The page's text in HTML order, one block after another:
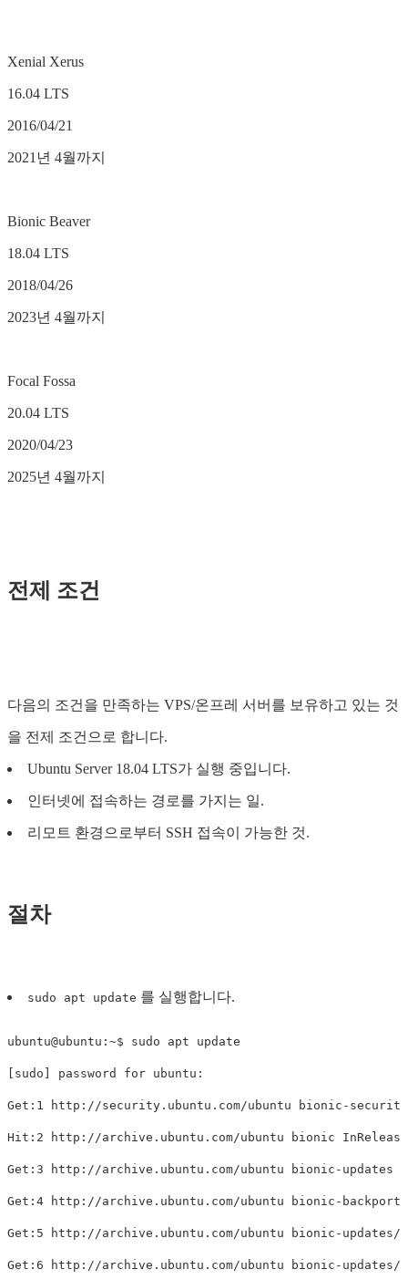
Xenial Xerus
16.04 LTS
2016/04/21
2021년 4월까지
Bionic Beaver
18.04 LTS
2018/04/26
2023년 4월까지
Focal Fossa
20.04 LTS
2020/04/23
2025년 4월까지
전제 조건
다음의 조건을 만족하는 VPS/온프레 서버를 보유하고 있는 것
을 전제 조건으로 합니다.
Ubuntu Server 18.04 LTS가 실행 중입니다.
인터넷에 접속하는 경로를 가지는 일.
리모트 환경으로부터 SSH 접속이 가능한 것.
절차
sudo apt update 를 실행합니다.
ubuntu@ubuntu:~$ sudo apt update
[sudo] password for ubuntu:
Get:1 http://security.ubuntu.com/ubuntu bionic-
Hit:2 http://archive.ubuntu.com/ubuntu
Get:3 http://archive.ubuntu.com/ubuntu bionic-
Get:4 http://archive.ubuntu.com/ubuntu bionic-
Get:5 http://archive.ubuntu.com/ubuntu bionic-updates/
Get:6 http://archive.ubuntu.com/ubuntu bionic-updates/